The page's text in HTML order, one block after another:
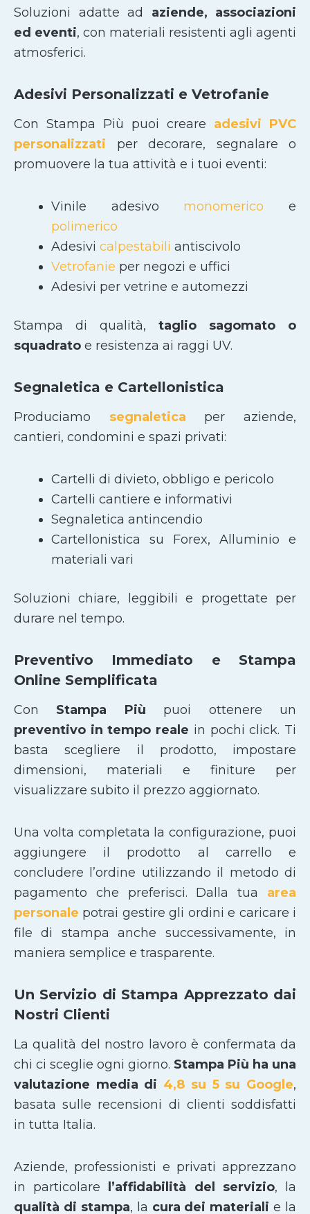
Soluzioni adatte ad aziende, associazioni
ed eventi, con materiali resistenti agli agenti
atmosferici.
Adesivi Personalizzati e Vetrofanie
Con Stampa Più puoi creare adesivi PVC
personalizzati per decorare, segnalare o
promuovere la tua attività e i tuoi eventi:
Vinile adesivo monomerico e
polimerico
Adesivi calpestabili antiscivolo
Vetrofanie per negozi e uffici
Adesivi per vetrine e automezzi
Stampa di qualità, taglio sagomato
o
squadrato e resistenza ai raggi UV.
Segnaletica e Cartellonistica
Produciamo segnaletica per aziende,
cantieri, condomini e spazi privati:
Cartelli di divieto, obbligo e pericolo
Cartelli cantiere e informativi
Segnaletica antincendio
Cartellonistica su Forex, Alluminio e
materiali vari
Soluzioni chiare, leggibili e progettate per
durare nel tempo.
Preventivo Immediato e Stampa
Online Semplificata
Con Stampa Più puoi ottenere un
preventivo in tempo reale in pochi click. Ti
basta scegliere il prodotto, impostare
dimensioni, materiali e finiture per
visualizzare subito il prezzo aggiornato.
Una volta completata la configurazione, puoi
aggiungere il prodotto al carrello e
concludere l’ordine utilizzando il metodo di
pagamento che preferisci. Dalla tua area
personale potrai gestire gli ordini e caricare i
file di stampa anche successivamente, in
maniera semplice e trasparente.
Un Servizio di Stampa Apprezzato dai
Nostri Clienti
La qualità del nostro lavoro è confermata da
chi ci sceglie ogni giorno. Stampa Più ha una
valutazione media di 4,8 su 5 su Google,
basata sulle recensioni di clienti soddisfatti
in tutta Italia.
Aziende, professionisti e privati apprezzano
in particolare
l’affidabilità del servizio, la
qualità di stampa, la cura dei materiali e la